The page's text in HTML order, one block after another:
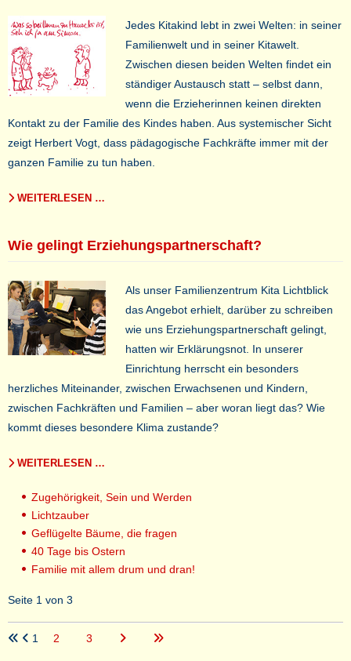
Jedes Kitakind lebt in zwei Welten: in seiner
Familienwelt und in seiner Kitawelt.
Zwischen diesen beiden Welten findet ein
ständiger Austausch statt – selbst dann,
wenn die Erzieherinnen keinen direkten
Kontakt zu der Familie des Kindes haben. Aus systemischer Sicht
zeigt Herbert Vogt, dass pädagogische Fachkräfte immer mit der
ganzen Familie zu tun haben.
WEITERLESEN …
Wie gelingt Erziehungspartnerschaft?
Als unser Familienzentrum Kita Lichtblick
das Angebot erhielt, darüber zu schreiben
wie uns Erziehungspartnerschaft gelingt,
hatten wir Erklärungsnot. In unserer
Einrichtung herrscht ein besonders
herzliches Miteinander, zwischen Erwachsenen und Kindern,
zwischen Fachkräften und Familien – aber woran liegt das? Wie
kommt dieses besondere Klima zustande?
WEITERLESEN …
Zugehörigkeit, Sein und Werden
Lichtzauber
Geflügelte Bäume, die fragen
40 Tage bis Ostern
Familie mit allem drum und dran!
Seite 1 von 3
1 2 3